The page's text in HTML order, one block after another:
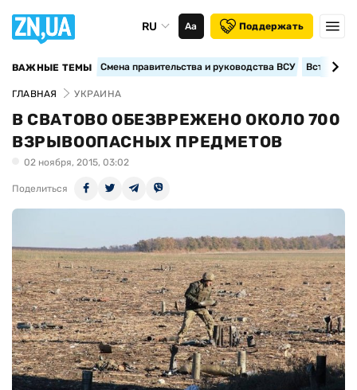
RU Аа Поддержать
ВАЖНЫЕ ТЕМЫ Смена правительства и руководства ВСУ
ГЛАВНАЯ УКРАИНА
В СВАТОВО ОБЕЗВРЕЖЕНО ОКОЛО 700
ВЗРЫВООПАСНЫХ ПРЕДМЕТОВ
02 ноября, 2015, 03:02
Поделиться